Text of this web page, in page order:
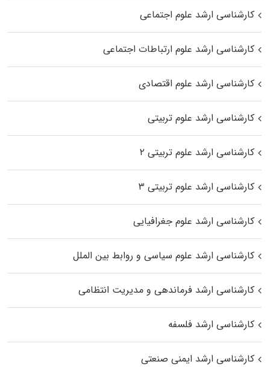
کارشناسی ارشد علوم اجتماعی
کارشناسی ارشد علوم ارتباطات اجتماعی
کارشناسی ارشد علوم اقتصادی
کارشناسی ارشد علوم تربیتی
کارشناسی ارشد علوم تربیتی ۲
کارشناسی ارشد علوم تربیتی ۳
کارشناسی ارشد علوم جغرافیایی
کارشناسی ارشد علوم سیاسی و روابط بین الملل
کارشناسی ارشد فرماندهی و مدیریت انتظامی
کارشناسی ارشد فلسفه
کارشناسی ارشد ایمنی صنعتی